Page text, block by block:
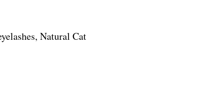
Natural Cat